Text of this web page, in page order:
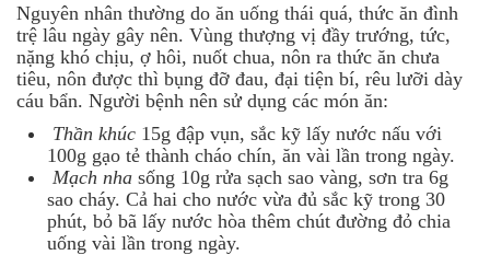
Nguyên nhân thường do ăn uống thái quá, thức ăn đình
trệ lâu ngày gây nên. Vùng thượng vị đầy trướng, tức,
nặng khó chịu, ợ hôi, nuốt chua, nôn ra thức ăn chưa
tiêu, nôn được thì bụng đỡ đau, đại tiện bí, rêu lưỡi dày
cáu bẩn. Người bệnh nên sử dụng các món ăn:
Thần khúc 15g đập vụn, sắc kỹ lấy nước nấu với
100g gạo tẻ thành cháo chín, ăn vài lần trong ngày.
Mạch nha sống 10g rửa sạch sao vàng, sơn tra 6g
sao cháy. Cả hai cho nước vừa đủ sắc kỹ trong 30
phút, bỏ bã lấy nước hòa thêm chút đường đỏ chia
uống vài lần trong ngày.